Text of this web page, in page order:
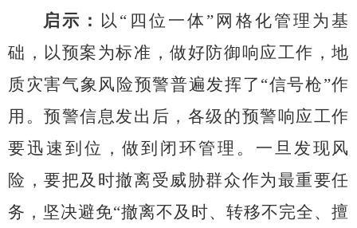
启示： 以“四位一体”网格化管理为基
础，以预案为标准，做好防御响应工作，地
质灾害气象风险预警普遍发挥了“信号枪”作
用。预警信息发出后，各级的预警响应工作
要迅速到位，做到闭环管理。一旦发现风
险，要把及时撤离受威胁群众作为最重要任
务，坚决避免“撤离不及时、转移不完全、擅